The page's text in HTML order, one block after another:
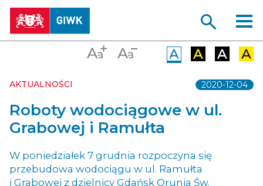
2020-12-04
AKTUALNOŚCI
Roboty wodociągowe w ul.
Grabowej i Ramułta
W poniedziałek 7 grudnia rozpoczyna się
przebudowa wodociągu w ul. Ramułta
i Grabowej z dzielnicy Gdańsk Orunia Św.